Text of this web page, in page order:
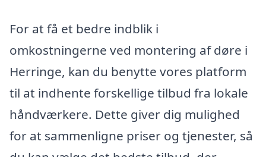
For at få et bedre indblik i
omkostningerne ved montering af døre i
Herringe, kan du benytte vores platform
til at indhente forskellige tilbud fra lokale
håndværkere. Dette giver dig mulighed
for at sammenligne priser og tjenester, så